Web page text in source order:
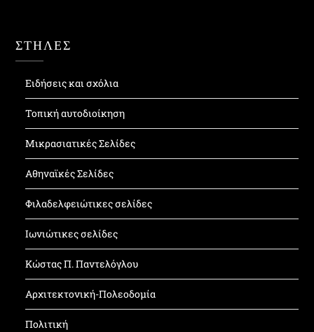
ΣΤΗΛΕΣ
Ειδήσεις και σχόλια
Τοπική αυτοδιοίκηση
Μικρασιατικές Σελίδες
Αθηναϊκές Σελίδες
Φιλαδελφειώτικες σελίδες
Ιωνιώτικες σελίδες
Κώστας Π. Παντελόγλου
Αρχιτεκτονική-Πολεοδομία
Πολιτική